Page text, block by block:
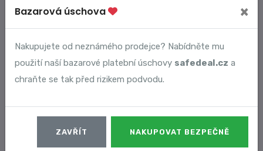
Bazarová úschova ×
Nakupujete od neznámého prodejce? Nabídněte mu
použití naší bazarové platební úschovy safedeal.cz a
chraňte se tak před rizikem podvodu.
ZAVŘÍT NAKUPOVAT BEZPEČNĚ